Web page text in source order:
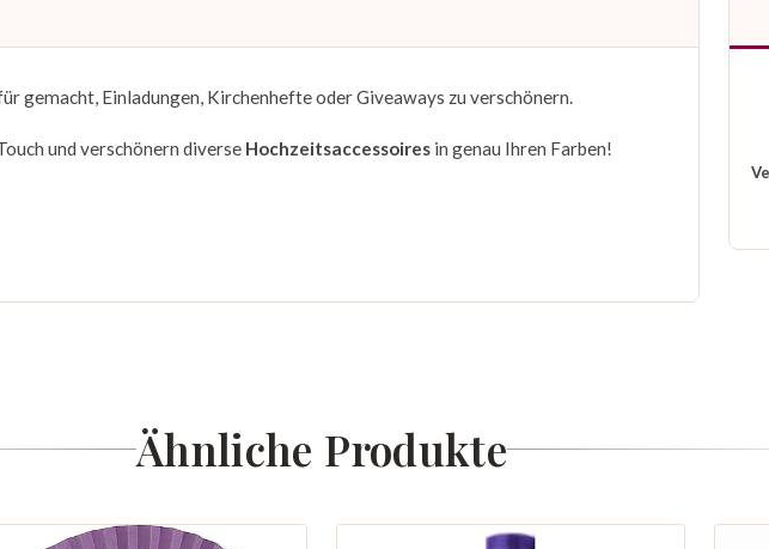
gemacht, Einladungen, Kirchenhefte oder Giveaways zu verschönern.
und verschönern diverse Hochzeitsaccessoires in genau Ihren Farben!
Ähnliche Produkte